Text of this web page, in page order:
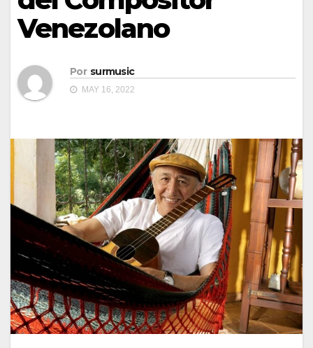
Venezolano
Por surmusic
MAY 16, 2022